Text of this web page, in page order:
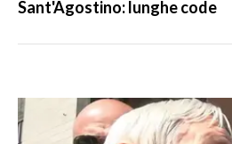
Sant'Agostino: lunghe code